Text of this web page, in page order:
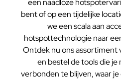
een naadloze
bent of op een tijdelijke
we een scala aan
hotspottechnologie naar
Ontdek nu ons assortiment
en bestel de tools die je
verbonden te blijven, waar